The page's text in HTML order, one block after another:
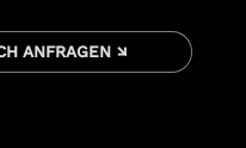
ANFRAGEN ↘